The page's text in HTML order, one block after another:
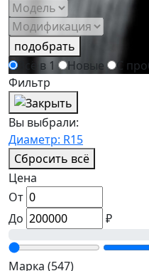
подобрать
Всё в 1
Новые
С
Фильтр
Вы выбрали:
Диаметр: R15
Сбросить всё
Цена
От
До
₽
Марка (547)